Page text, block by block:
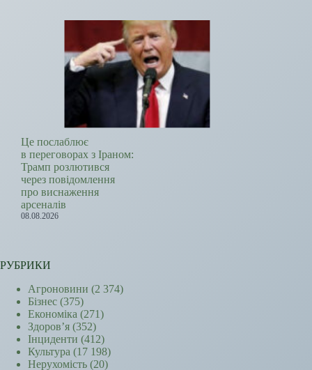
Це послаблює
в переговорах з Іраном:
Трамп розлютився
через повідомлення
про виснаження
арсеналів
08.08.2026
РУБРИКИ
Агроновини (2 374)
Бізнес (375)
Економіка (271)
Здоров’я (352)
Інциденти (412)
Культура (17 198)
Нерухомість (20)